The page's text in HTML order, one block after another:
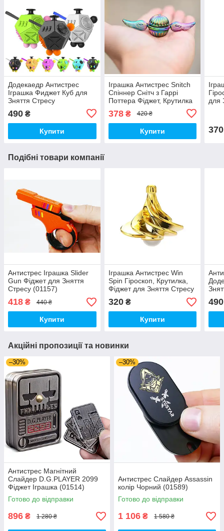
Додекаедр Антистрес
Іграшка Фиджет Куб для
Зняття Стресу
490 ₴
Купити
Іграшка Антистрес Snitch
Спіннер Снітч з Гаррі
Поттера Фіджет, Крутилка
378₴ 420 ₴
Купити
для
370
Подібні товари компанії
Антистрес Іграшка Slider
Gun Фіджет для Зняття
Стресу (01157)
418 ₴ 440 ₴
Купити
Іграшка Антистрес Win
Spin Гіроскоп, Крутилка,
Фіджет для Зняття Стресу
Золото (00786)
320₴
Купити
490
Акційні пропозиції та новинки
–30%
Антистрес Магнітний
Слайдер D.G.PLAYER 2099
Фіджет Іграшка (01514)
Готово до відправки
896 ₴ 1 280 ₴
–30%
Антистрес Слайдер Assassin
колір Чорний (01589)
Готово до відправки
1 106 ₴ 1 580 ₴